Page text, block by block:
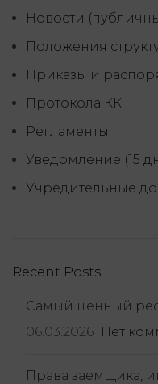
Новости
Положения
Приказы и
Протокола КК
Регламенты
Уведомление (15
Учредительные
Recent Posts
Самый ценный
06.03.2026 Нет
Права заемщика,